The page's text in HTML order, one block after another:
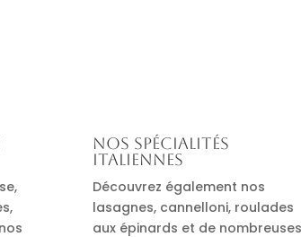
Nos spécialités
italiennes
Découvrez également nos
lasagnes, cannelloni, roulades
aux épinards et de nombreuses